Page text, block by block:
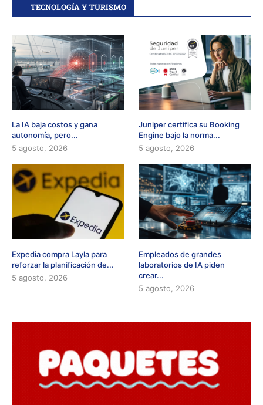
TECNOLOGÍA Y TURISMO
La IA baja costos y gana
autonomía, pero...
5 agosto, 2026
Juniper certifica su Booking
Engine bajo la norma...
5 agosto, 2026
Expedia compra Layla para
reforzar la planificación de...
5 agosto, 2026
Empleados de grandes
laboratorios de IA piden
crear...
5 agosto, 2026